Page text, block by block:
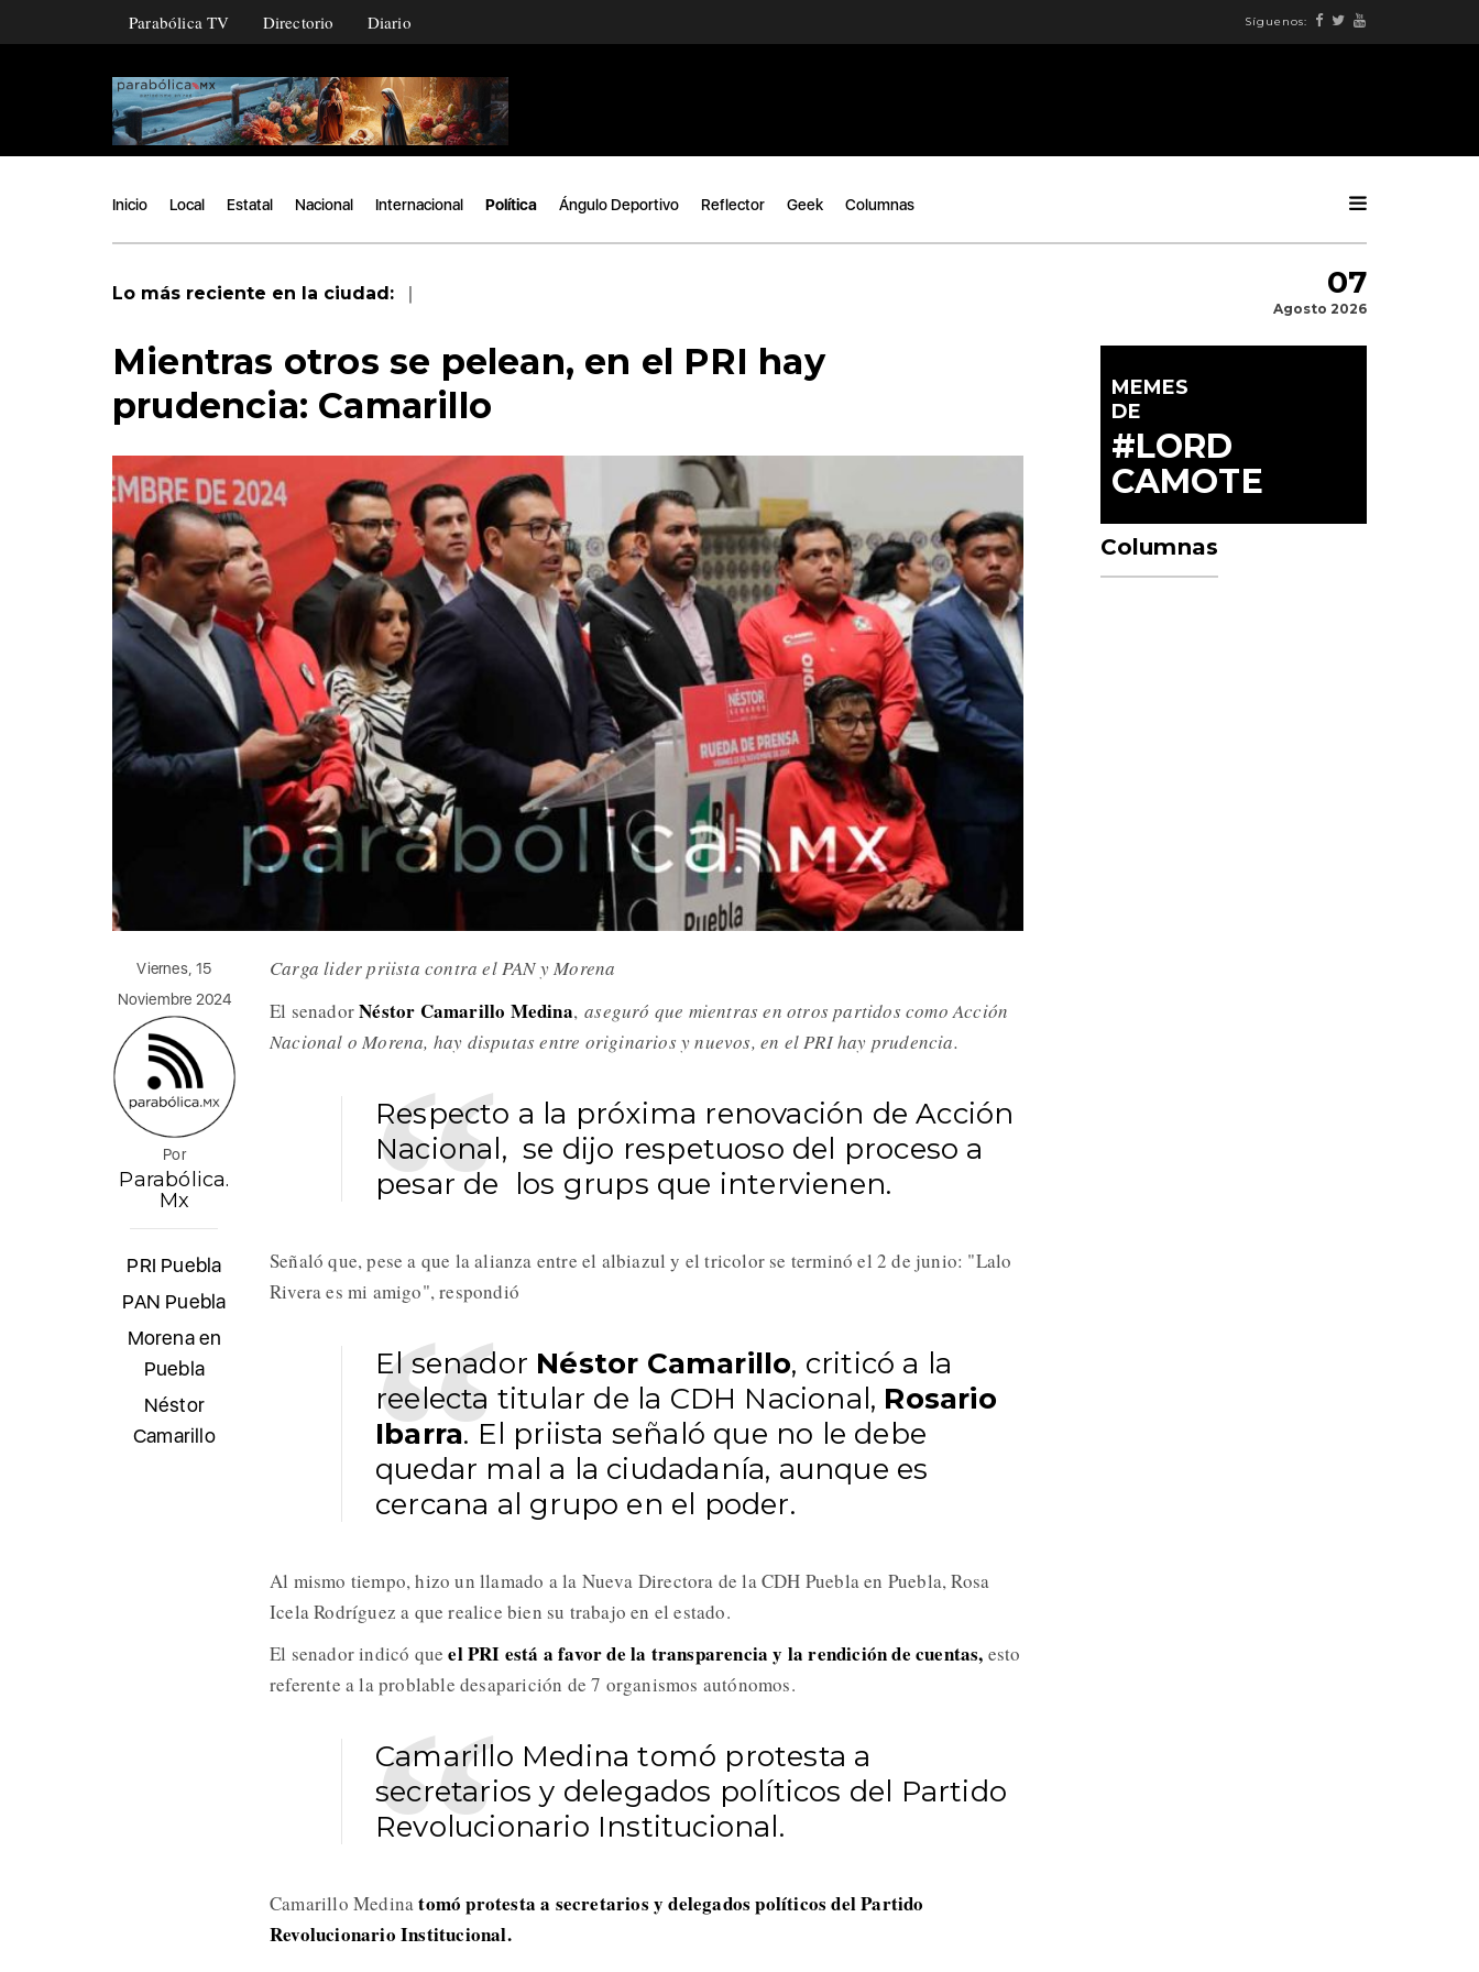
Parabólica TV Directorio Diario Síguenos:
Inicio Local Estatal Nacional Internacional Política Ángulo Deportivo Reflector Geek Columnas
Lo más reciente en la ciudad: | 07
Agosto 2026
Mientras otros se pelean, en el PRI hay
prudencia: Camarillo
Viernes, 15
Noviembre 2024
Por
Parabólica.
Mx
PRI Puebla
PAN Puebla
Morena en
Puebla
Néstor
Camarillo
Carga lider priista contra el PAN y Morena
El senadorNéstor Camarillo Medina,aseguró que mientras en otros partidos como Acción
Nacional o Morena, hay disputas entre originarios y nuevos, en el PRI hay prudencia.
Respecto a la próxima renovación de Acción
Nacional, se dijo respetuoso del proceso a
pesar de los grups que intervienen.
Señaló que, pese a que la alianza entre el albiazul y el tricolor se terminó el 2 de junio: "Lalo
Rivera es mi amigo", respondió
El senador Néstor Camarillo, criticó a la
reelecta titular de la CDH Nacional, Rosario
Ibarra. El priista señaló que no le debe
quedar mal a la ciudadanía, aunque es
cercana al grupo en el poder.
Al mismo tiempo, hizo un llamado a la Nueva Directora de la CDH Puebla en Puebla, Rosa
Icela Rodríguez a que realice bien su trabajo en el estado.
El senador indicó queel PRI está a favor de la transparencia y la rendición de cuentas, esto
referente a la problable desaparición de 7 organismos autónomos.
Camarillo Medina tomó protesta a
secretarios y delegados políticos del Partido
Revolucionario Institucional.
Camarillo Medinatomó protesta a secretarios y delegados políticos del Partido
Revolucionario Institucional.
MEMES
DE
#LORD
CAMOTE
Columnas